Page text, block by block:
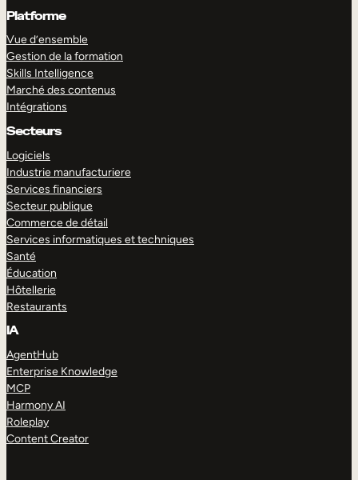
Platforme
Vue d’ensemble
Gestion de la formation
Skills Intelligence
Marché des contenus
Intégrations
Secteurs
Logiciels
Industrie manufacturiere
Services financiers
Secteur publique
Commerce de détail
Services informatiques et techniques
Santé
Éducation
Hôtellerie
Restaurants
IA
AgentHub
Enterprise Knowledge
MCP
Harmony AI
Roleplay
Content Creator